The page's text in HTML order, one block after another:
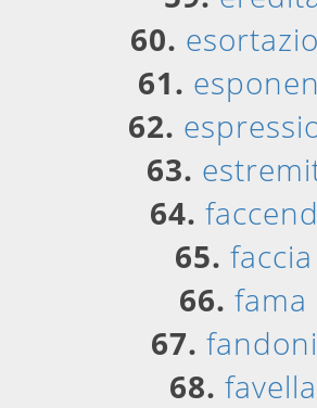
60.
61.
62.
63.
64.
65. faccia
66. fama
67.
68. favella